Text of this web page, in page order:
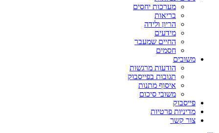
מערכות יחסים
בריאות
הריון ולידה
מידעים
החיים שמעבר
חסמים
משובים
הודעות מרגשות
תגובות בפייסבוק
איסוף מתנות
משובי סיכום
פייסבוק
מדיניות פרטיות
צור קשר